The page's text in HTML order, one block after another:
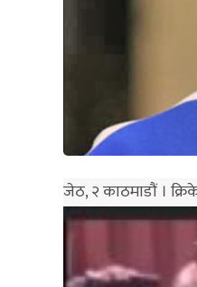
जेठ, २ काठमाडौं ।